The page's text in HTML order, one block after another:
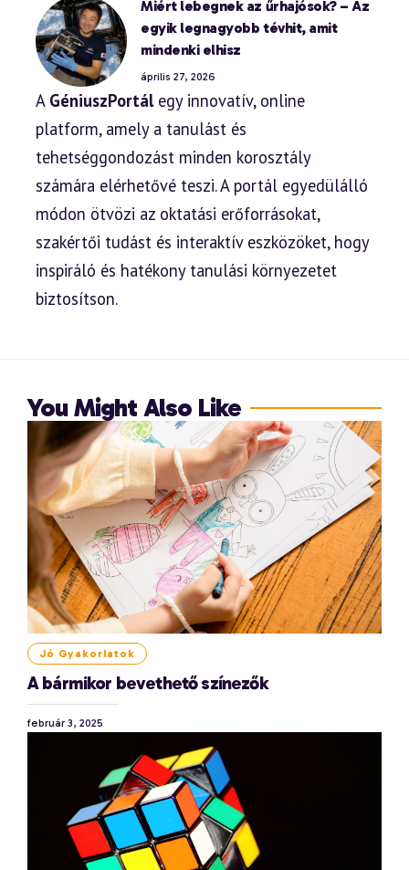
Miért lebegnek az űrhajósok? – Az
egyik legnagyobb tévhit, amit
mindenki elhisz
április 27, 2026
A GéniuszPortálegy innovatív, online
platform, amely a tanulást és
tehetséggondozást minden korosztály
számára elérhetővé teszi. A portál egyedülálló
módon ötvözi az oktatási erőforrásokat,
szakértői tudást és interaktív eszközöket, hogy
inspiráló és hatékony tanulási környezetet
biztosítson.
You Might Also Like
Jó Gyakorlatok
A bármikor bevethető színezők
február 3, 2025